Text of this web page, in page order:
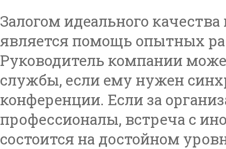
Залогом идеального
является помощь опытных
Руководитель компании
службы, если ему нужен
конференции. Если за
профессионалы, встреча с
состоится на достойном